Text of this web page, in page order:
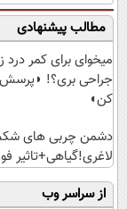
مطالب پیشنهادی
میخوای برای کمر درد
جراحی بری؟!
کن◖
دشمن چربی های
لاغری!گیاهی+تاثیر
از سراسر وب